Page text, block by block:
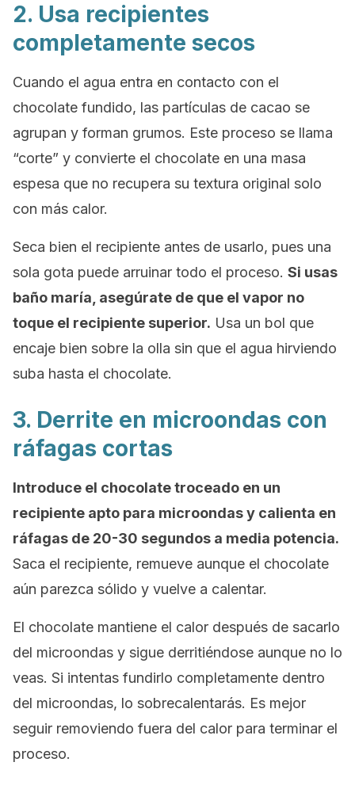
2. Usa recipientes
completamente secos
Cuando el agua entra en contacto con el
chocolate fundido, las partículas de cacao se
agrupan y forman grumos. Este proceso se llama
“corte” y convierte el chocolate en una masa
espesa que no recupera su textura original solo
con más calor.
Seca bien el recipiente antes de usarlo, pues una
sola gota puede arruinar todo el proceso. Si usas
baño maría, asegúrate de que el vapor no
toque el recipiente superior. Usa un bol que
encaje bien sobre la olla sin que el agua hirviendo
suba hasta el chocolate.
3. Derrite en microondas con
ráfagas cortas
Introduce el chocolate troceado en un
recipiente apto para microondas y calienta en
ráfagas de 20-30 segundos a media potencia.
Saca el recipiente, remueve aunque el chocolate
aún parezca sólido y vuelve a calentar.
El chocolate mantiene el calor después de sacarlo
del microondas y sigue derritiéndose aunque no lo
veas. Si intentas fundirlo completamente dentro
del microondas, lo sobrecalentarás. Es mejor
seguir removiendo fuera del calor para terminar el
proceso.